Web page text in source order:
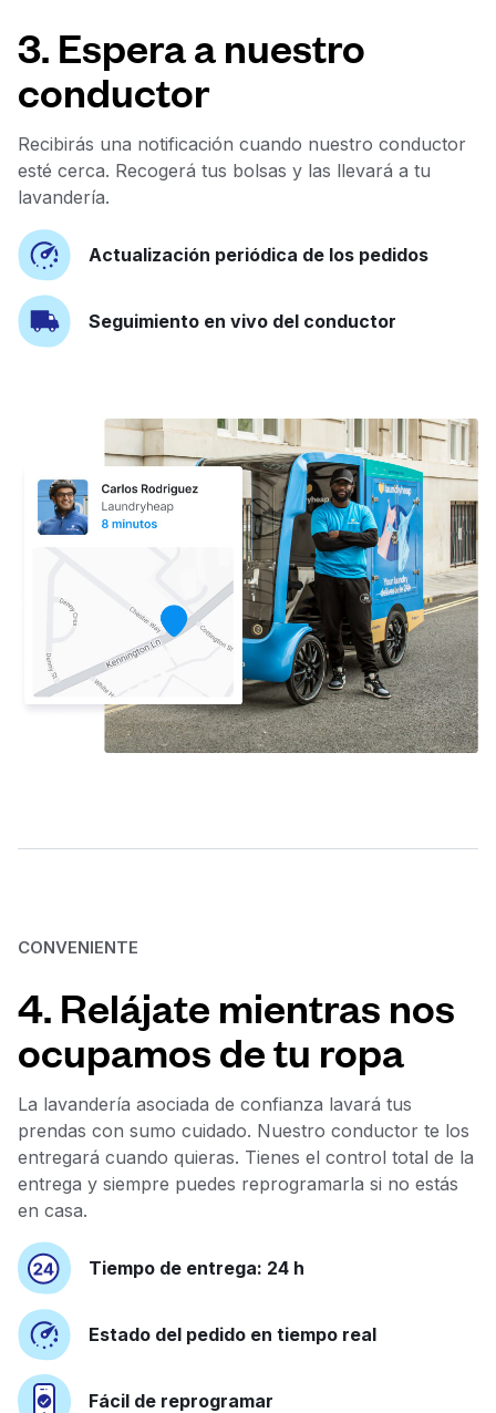
3. Espera a nuestro
conductor
Recibirás una notificación cuando nuestro conductor
esté cerca. Recogerá tus bolsas y las llevará a tu
lavandería.
Actualización periódica de los pedidos
Seguimiento en vivo del conductor
CONVENIENTE
4. Relájate mientras nos
ocupamos de tu ropa
La lavandería asociada de confianza lavará tus
prendas con sumo cuidado. Nuestro conductor te los
entregará cuando quieras. Tienes el control total de la
entrega y siempre puedes reprogramarla si no estás
en casa.
Tiempo de entrega: 24 h
Estado del pedido en tiempo real
Fácil de reprogramar